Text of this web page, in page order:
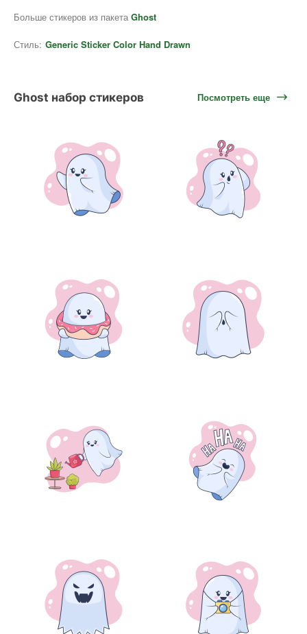
Больше стикеров из пакета Ghost
Стиль: Generic Sticker Color Hand Drawn
Ghost набор стикеров Посмотреть еще